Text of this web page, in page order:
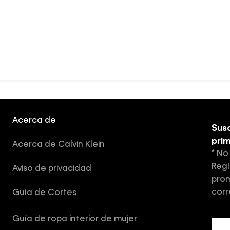
Acerca de
Acerca de Calvin Klein
Aviso de privacidad
Guía de Cortes
Guía de ropa interior de mujer
*